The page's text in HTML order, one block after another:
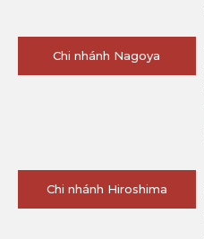
Chi nhánh Nagoya
Chi nhánh Hiroshima